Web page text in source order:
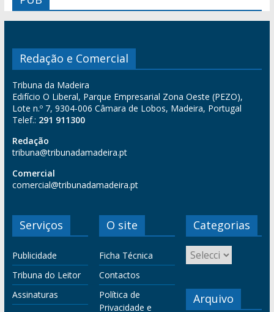
Redação e Comercial
Tribuna da Madeira
Edifício O Liberal, Parque Empresarial Zona Oeste (PEZO),
Lote n.º 7, 9304-006 Câmara de Lobos, Madeira, Portugal
Telef.: 291 911300
Redação
tribuna@tribunadamadeira.pt
Comercial
comercial@tribunadamadeira.pt
Serviços
Publicidade
Tribuna do Leitor
Assinaturas
O site
Ficha Técnica
Contactos
Política de
Privacidade e
Categorias
Arquivo